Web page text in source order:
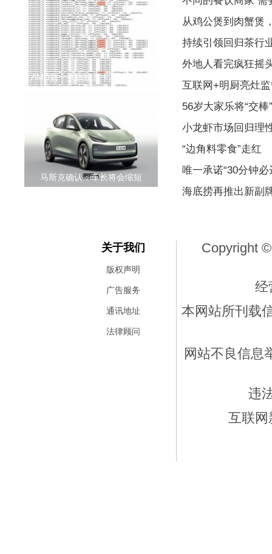
AMD新一代旗舰显卡本计划性能
马斯克确认：车长将会缩短
从鸡公煲到肉蟹煲
持续引领回归茶行
外地人看完疯狂摇
互联网+明厨亮灶
56岁大家乐将“交
小龙虾市场回归理
“边角料零食”走红
唯一承诺“30分钟
海底捞再推出新副
关于我们
版权声明
广告服务
通讯地址
法律顾问
Copyright
经
本网站所刊载
网站不良信息
违
互联网